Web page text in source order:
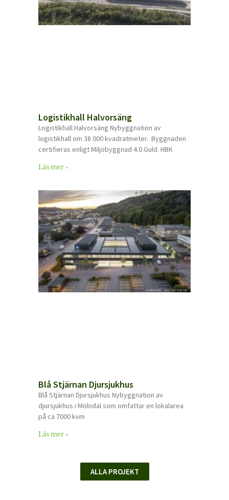
Logistikhall Halvorsäng
Logistikhall Halvorsäng Nybyggnation av
logistikhall om 38 000 kvadratmeter. Byggnaden
certifieras enligt Miljöbyggnad 4.0 Guld. HBK
Läs mer »
Blå Stjärnan Djursjukhus
Blå Stjärnan Djursjukhus Nybyggnation av
djursjukhus i Mölndal som omfattar en lokalarea
på ca 7000 kvm
Läs mer »
ALLA PROJEKT